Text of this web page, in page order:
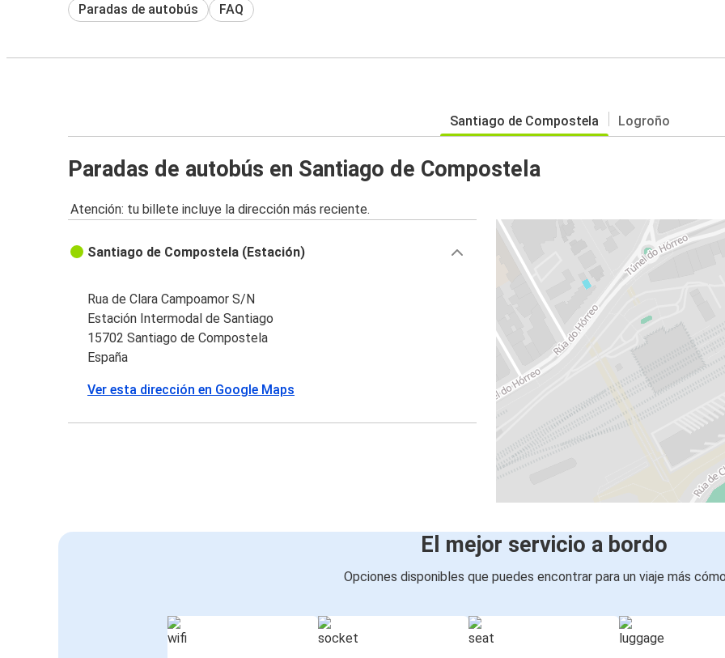
Paradas de autobús FAQ
Santiago de Compostela Logroño
Paradas de autobús en Santiago de Compostela
Atención: tu billete incluye la dirección más reciente.
Santiago de Compostela (Estación)
Rua de Clara Campoamor S/N
Estación Intermodal de Santiago
15702 Santiago de Compostela
España
Ver esta dirección en Google Maps
El mejor servicio a bordo
Opciones disponibles que puedes encontrar para un viaje más